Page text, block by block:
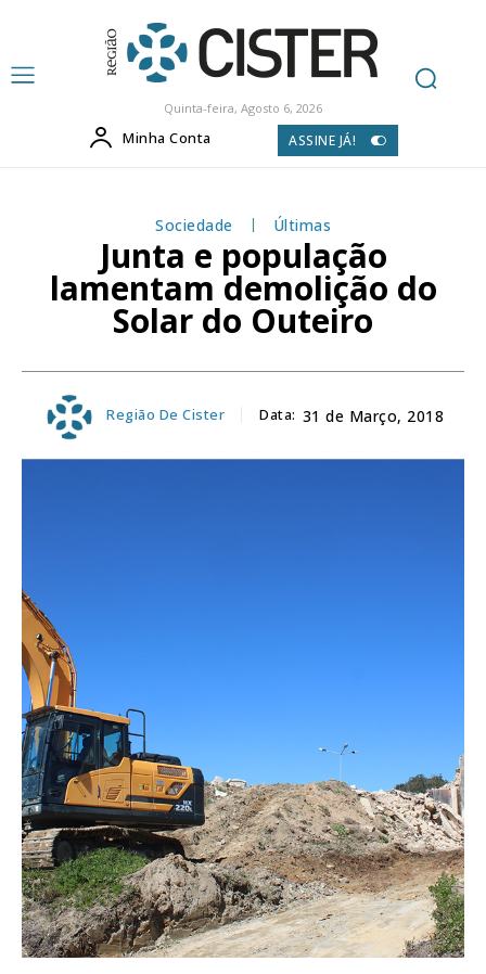
Quinta-feira, Agosto 6, 2026
Minha Conta ASSINE JÁ!
Sociedade Últimas
Junta e população
lamentam demolição do
Solar do Outeiro
Região De Cister Data: 31 de Março, 2018